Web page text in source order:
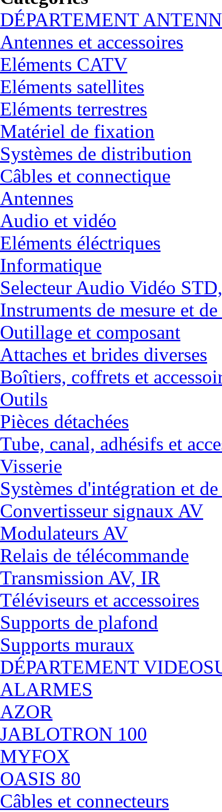
DÉPARTEMENT
Antennes et accessoires
Eléments CATV
Eléments satellites
Eléments terrestres
Matériel de fixation
Systèmes de distribution
Câbles et connectique
Antennes
Audio et vidéo
Eléments éléctriques
Informatique
Selecteur Audio Vidéo
Instruments de mesure et
Outillage et composant
Attaches et brides diverses
Boîtiers, coffrets et
Outils
Pièces détachées
Tube, canal, adhésifs et
Visserie
Systèmes d'intégration et
Convertisseur signaux AV
Modulateurs AV
Relais de télécommande
Transmission AV, IR
Téléviseurs et accessoires
Supports de plafond
Supports muraux
DÉPARTEMENT
ALARMES
AZOR
JABLOTRON 100
MYFOX
OASIS 80
Câbles et connecteurs